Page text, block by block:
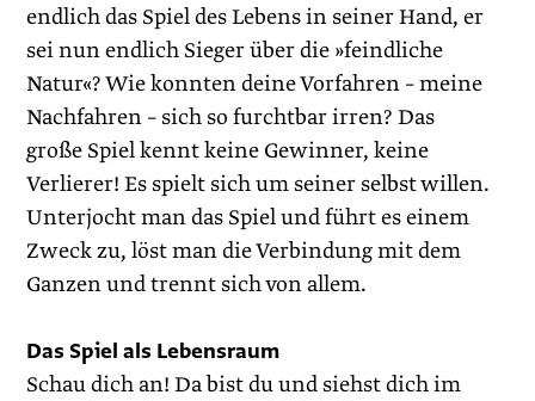
endlich das Spiel des Lebens in seiner Hand, er
sei nun endlich Sieger über die »feindliche
Natur«? Wie konnten deine Vorfahren – meine
Nachfahren – sich so furchtbar irren? Das
große Spiel kennt keine Gewinner, keine
Verlierer! Es spielt sich um seiner selbst willen.
Unterjocht man das Spiel und führt es einem
Zweck zu, löst man die Verbindung mit dem
Ganzen und trennt sich von allem.
Das Spiel als Lebensraum
Schau dich an! Da bist du und siehst dich im